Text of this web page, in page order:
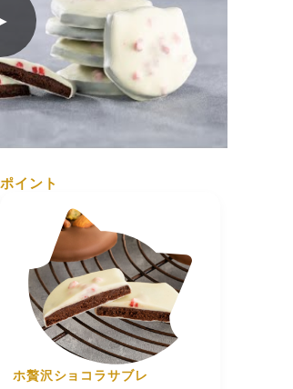
をお送りいたします。
以下で保存
市中央区港島南町4-6-4
イント
ホ贅沢ショコラサブレ